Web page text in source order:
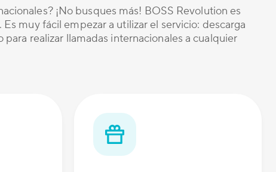
¡No busques más! BOSS Revolution es
muy fácil empezar a utilizar el servicio: descarga
realizar llamadas internacionales a cualquier